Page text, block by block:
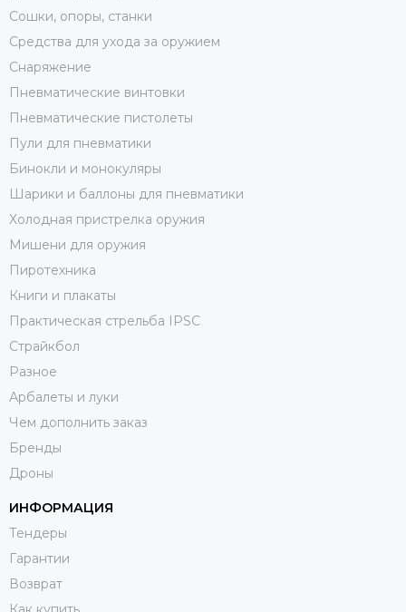
Сошки, опоры, станки
Средства для ухода за оружием
Снаряжение
Пневматические винтовки
Пневматические пистолеты
Пули для пневматики
Бинокли и монокуляры
Шарики и баллоны для пневматики
Холодная пристрелка оружия
Мишени для оружия
Пиротехника
Книги и плакаты
Практическая стрельба IPSC
Страйкбол
Разное
Арбалеты и луки
Чем дополнить заказ
Бренды
Дроны
ИНФОРМАЦИЯ
Тендеры
Гарантии
Возврат